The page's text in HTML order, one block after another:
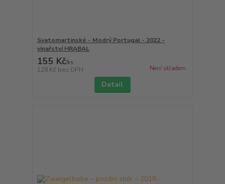
Svatomartinské - Modrý Portugal - 2022 -
vinařství HRABAL
155 Kč/ks
128 Kč bez DPH Není skladem
Detail